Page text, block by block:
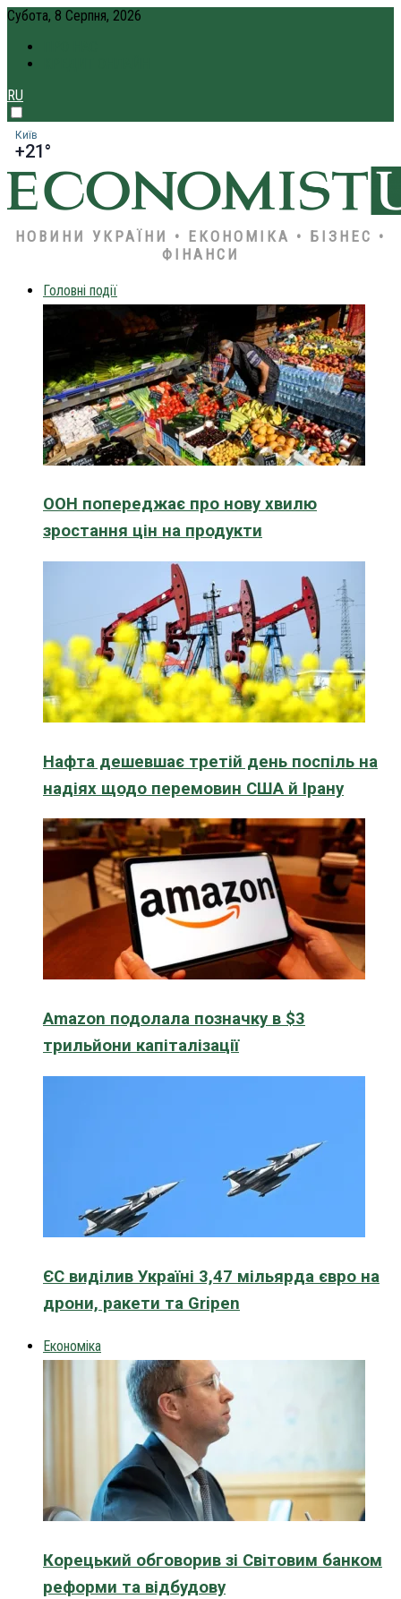
Субота, 8 Серпня, 2026
RU
Київ
+21°
НОВИНИ УКРАЇНИ • ЕКОНОМІКА • БІЗНЕС •
ФІНАНСИ
Головні події
ООН попереджає про нову хвилю
зростання цін на продукти
Нафта дешевшає третій день поспіль на
надіях щодо перемовин США й Ірану
Amazon подолала позначку в $3
трильйони капіталізації
ЄС виділив Україні 3,47 мільярда євро на
дрони, ракети та Gripen
Економіка
Корецький обговорив зі Світовим банком
реформи та відбудову